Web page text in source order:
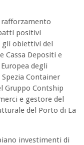
positivi
gli obiettivi del
Cassa Depositi e
degli
Container
Gruppo Contship
e gestore del
del Porto di La
investimenti di